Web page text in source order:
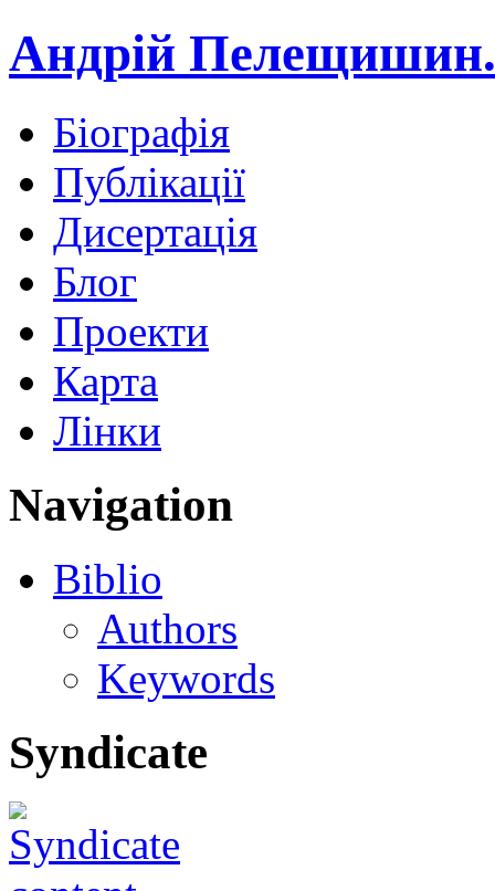
Андрій
Біографія
Публікації
Дисертація
Блог
Проекти
Карта
Лінки
Navigation
Biblio
Authors
Keywords
Syndicate